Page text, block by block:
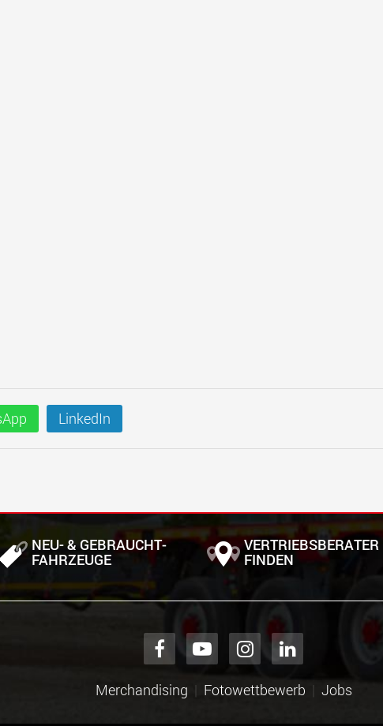
LinkedIn
NEU- & GEBRAUCHT­
FAHRZEUGE
VERTRIEBSBERATER
FINDEN
Merchandising Fotowettbewerb Jobs